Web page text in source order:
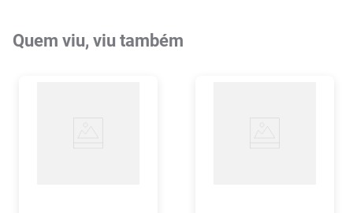
Quem viu, viu também